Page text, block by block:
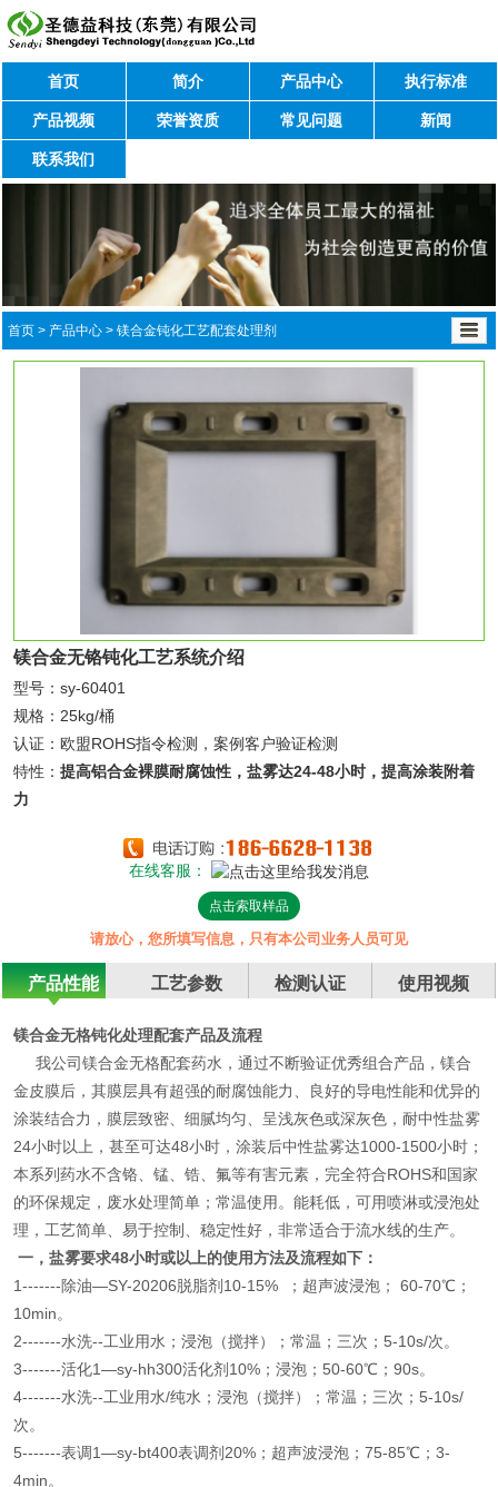
首页 简介 产品中心 执行标准
产品视频 荣誉资质 常见问题 新闻
联系我们
首页 > 产品中心 > 镁合金钝化工艺配套处理剂
镁合金无铬钝化工艺系统介绍
型号：sy-60401
规格：25kg/桶
认证：欧盟ROHS指令检测，案例客户验证检测
特性： 提高铝合金裸膜耐腐蚀性，盐雾达24-48小时，提高涂装附着
力
在线客服：
点击索取样品
请放心，您所填写信息，只有本公司业务人员可见
产品性能 工艺参数 检测认证 使用视频
镁合金无格钝化处理配套产品及流程
我公司镁合金无格配套药水，通过不断验证优秀组合产品，镁合
金皮膜后，其膜层具有超强的耐腐蚀能力、良好的导电性能和优异的
涂装结合力，膜层致密、细腻均匀、呈浅灰色或深灰色，耐中性盐雾
24小时以上，甚至可达48小时，涂装后中性盐雾达1000-1500小时；
本系列药水不含铬、锰、锆、氟等有害元素，完全符合ROHS和国家
的环保规定，废水处理简单；常温使用。能耗低，可用喷淋或浸泡处
理，工艺简单、易于控制、稳定性好，非常适合于流水线的生产。
一，盐雾要求48小时或以上的使用方法及流程如下：
1-------除油—SY-20206脱脂剂10-15% ；超声波浸泡； 60-70℃；
10min。
2-------水洗--工业用水；浸泡（搅拌）；常温；三次；5-10s/次。
3-------活化1—sy-hh300活化剂10%；浸泡；50-60℃；90s。
4-------水洗--工业用水/纯水；浸泡（搅拌）；常温；三次；5-10s/
次。
5-------表调1—sy-bt400表调剂20%；超声波浸泡；75-85℃；3-
4min。